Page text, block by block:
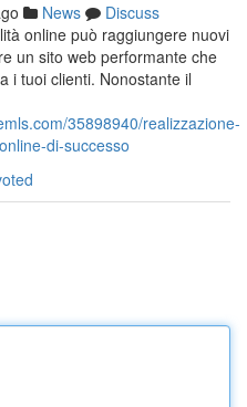
News
Discuss
online può raggiungere nuovi
un sito web performante che
i tuoi clienti. Nonostante il
35898940/realizzazione-
di-successo